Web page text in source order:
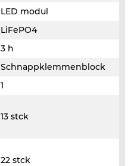
LED modul
LiFePO4
3 h
Schnappklemmenblock
1
13 stck
22 stck